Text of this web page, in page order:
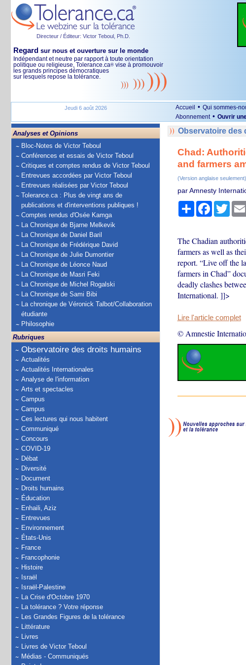
Directeur / Éditeur: Victor Teboul, Ph.D.
Regard sur nous et ouverture sur le monde
Indépendant et neutre par rapport à toute orientation
politique ou religieuse, Tolerance.ca® vise à promouvoir
les grands principes démocratiques
sur lesquels repose la tolérance.
Jeudi 6 août 2026 Accueil • Qui sommes-
Abonnement • Ouvrir
Analyses et Opinions
Bloc-Notes de Victor Teboul
Conférences et essais de Victor Teboul
Critiques et comptes rendus de Victor Teboul
Entrevues accordées par Victor Teboul
Entrevues réalisées par Victor Teboul
Tolerance.ca : Plus de vingt ans de
publications et d'interventions publiques !
Comptes rendus d'Osée Kamga
La Chronique de Bjarne Melkevik
La Chronique de Daniel Baril
La Chronique de Frédérique David
La Chronique de Julie Dumontier
La Chronique de Léonce Naud
La Chronique de Masri Feki
La Chronique de Michel Rogalski
La Chronique de Sami Bibi
La chronique de Véronick Talbot/Collaboration
étudiante
Philosophie
Rubriques
Observatoire des droits humains
Actualités
Actualités Internationales
Analyse de l'information
Arts et spectacles
Campus
Campus
Ces lectures qui nous habitent
Communiqué
Concours
COVID-19
Débat
Diversité
Document
Droits humains
Éducation
Enhaili, Aziz
Entrevues
Environnement
États-Unis
France
Francophonie
Histoire
Israël
Israël-Palestine
La Crise d'Octobre 1970
La tolérance ? Votre réponse
Les Grandes Figures de la tolérance
Littérature
Livres
Livres de Victor Teboul
Médias - Communiqués
Observatoire des
Chad:
and farmers
(Version anglaise seulement)
par Amnesty
PartagerFacebook
The Chadian
farmers as well as
report. “Live off the
farmers in Chad”
deadly clashes
International. ]]>
Lire l'article complet
© Amnestie